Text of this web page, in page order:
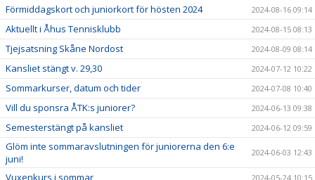
Förmiddagskort och juniorkort för hösten 2024 2024-08-16 09:14
Aktuellt i Åhus Tennisklubb 2024-08-15 08:13
Tjejsatsning Skåne Nordost 2024-08-09 08:14
Kansliet stängt v. 29,30 2024-07-12 10:22
Sommarkurser, datum och tider 2024-07-08 10:40
Vill du sponsra ÅTK:s juniorer? 2024-06-13 09:38
Semesterstängt på kansliet 2024-06-12 09:59
Glöm inte sommaravslutningen för juniorerna den 6:e
juni!
2024-06-03 12:43
Vuxenkurs i sommar 2024-05-24 10:15